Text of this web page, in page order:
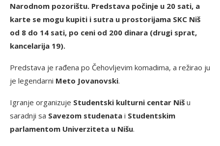
Narodnom pozorištu. Predstava počinje u 20 sati, a
karte se mogu kupiti i sutra u prostorijama SKC Niš
od 8 do 14 sati, po ceni od 200 dinara (drugi sprat,
kancelarija 19).
Predstava je rađena po Čehovljevim komadima, a režirao ju
je legendarni Meto Jovanovski.
Igranje organizuje Studentski kulturni centar Niš u
saradnji sa Savezom studenata i Studentskim
parlamentom Univerziteta u Nišu.